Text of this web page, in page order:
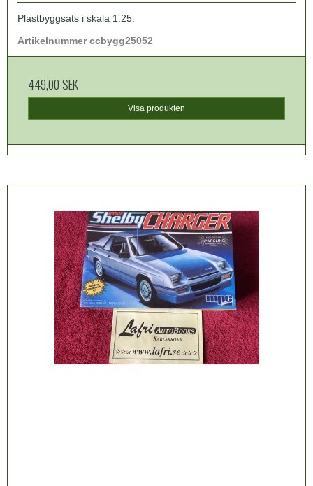
Plastbyggsats i skala 1:25.
Artikelnummer ccbygg25052
449,00 SEK
Visa produkten